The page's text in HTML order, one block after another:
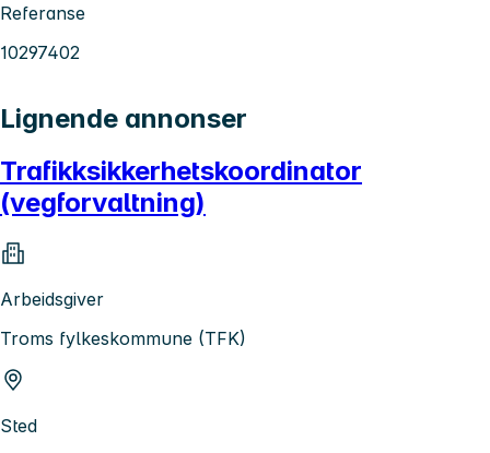
Referanse
10297402
Lignende annonser
Trafikksikkerhetskoordinator
(vegforvaltning)
Arbeidsgiver
Troms fylkeskommune (TFK)
Sted